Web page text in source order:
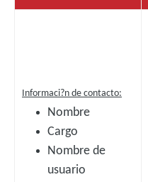
Informaci?n de contacto:
Nombre
Cargo
Nombre de
usuario